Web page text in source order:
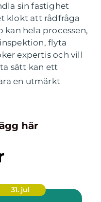
sin fastighet
klokt att rådfråga
kan hela processen,
flyta
expertis och vill
sätt kan ett
en utmärkt
här
31. jul